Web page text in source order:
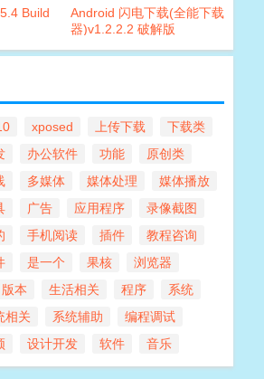
Build
Android 闪电下载(全能下载
器)v1.2.2.2 破解版
xposed 上传下载
下载类
办公软件 功能
原创类
多媒体 媒体处理
媒体播放
广告 应用程序
录像截图
手机阅读 插件
教程咨询
是一个 果核
浏览器
版本 生活相关 程序
系统
相关 系统辅助
编程调试
设计开发 软件 音乐